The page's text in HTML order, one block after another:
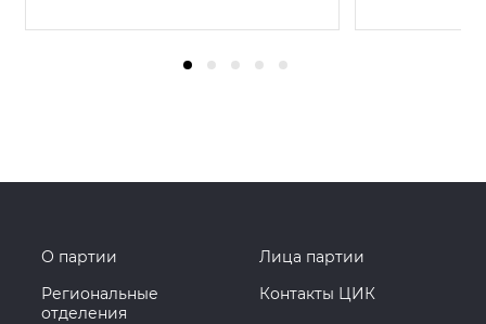
О партии
Лица партии
Региональные
отделения
Контакты ЦИК